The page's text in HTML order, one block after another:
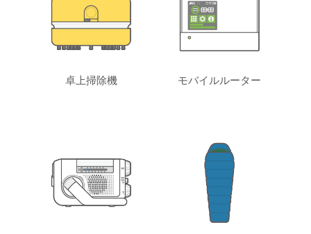
卓上掃除機 モバイルルーター